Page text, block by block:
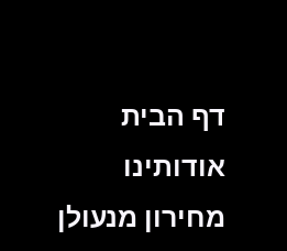
דף הבית
אודותינו
מחירון מנעולן